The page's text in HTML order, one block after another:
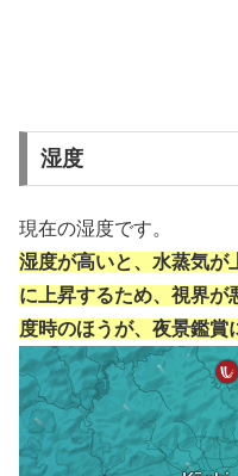
湿度
現在の湿度です。
湿度が高いと、水蒸気が
に上昇するため、視界が
度時のほうが、夜景鑑賞